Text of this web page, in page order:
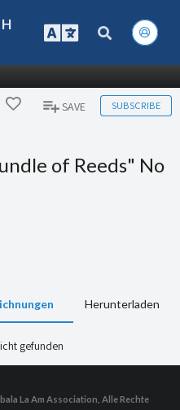
SAVE SUBSCRIBE
of Reeds" No
Herunterladen
gefunden
La Am Association, Alle Rechte